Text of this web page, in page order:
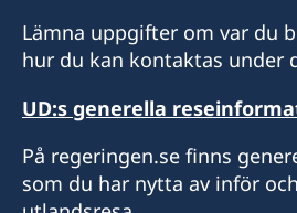
Lämna uppgifter om var du
hur du kan kontaktas under
UD:s generella
På regeringen.se finns
som du har nytta av inför